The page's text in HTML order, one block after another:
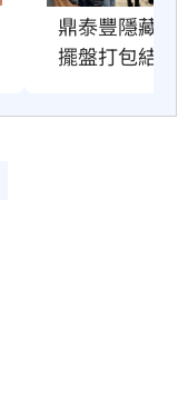
鼎泰豐隱藏服
擺盤打包結果